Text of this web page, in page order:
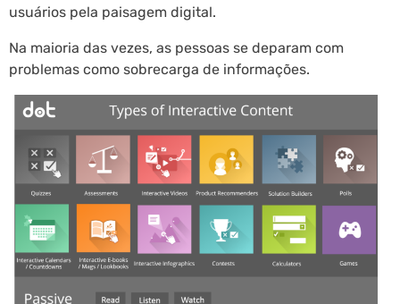
usuários pela paisagem digital.
Na maioria das vezes, as pessoas se deparam com
problemas como sobrecarga de informações.